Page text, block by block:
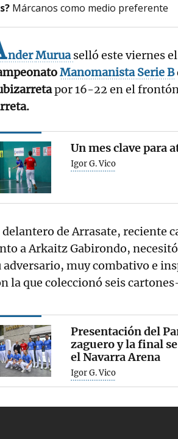
Márcanos como medio preferente
nderMurua selló este viernes
ManomanistaSerie B
por 16-22 en el
Un mes clave para
Igor G. Vico
delantero de Arrasate, reciente
a Arkaitz Gabirondo,
adversario, muy combativo e
la que coleccionó seis
Presentación del
zaguero y la final
el Navarra Arena
Igor G. Vico